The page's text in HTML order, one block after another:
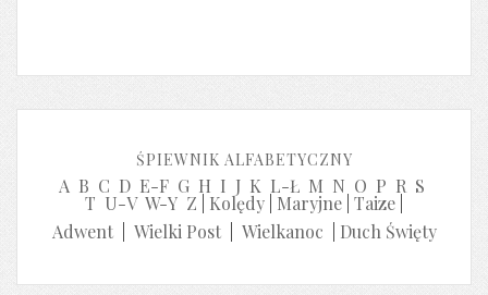
ŚPIEWNIK ALFABETYCZNY
A B C D E-F G H I J K L-Ł M N O P R S
T U-V W-Y Z Kolędy Maryjne Taize
Adwent| Wielki Post| Wielkanoc Duch Święty